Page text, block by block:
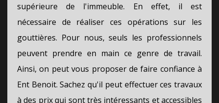
supérieure de l'immeuble. En effet, il est
nécessaire de réaliser ces opérations sur les
gouttières. Pour nous, seuls les professionnels
peuvent prendre en main ce genre de travail.
Ainsi, on peut vous proposer de faire confiance à
Ent Benoit. Sachez qu'il peut effectuer ces travaux
à des prix qui sont très intéressants et accessibles